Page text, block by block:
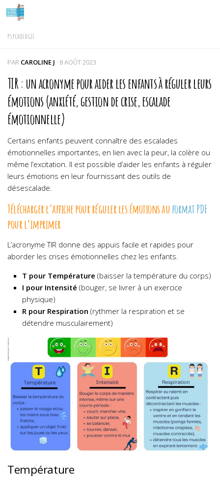
Skip to content
PSYCHOLOGIE
PAR CAROLINE J · 8 AOÛT 2023
TIR : un acronyme pour aider les enfants à réguler leurs
émotions (anxiété, gestion de crise, escalade
émotionnelle)
Certains enfants peuvent connaître des escalades
émotionnelles importantes, en lien avec la peur, la colère ou
même l’excitation. Il est possible d’aider les enfants à réguler
leurs émotions en leur fournissant des outils de
désescalade.
Télécharger l’affiche pour réguler les émotions auformat PDF
pour l’imprimer
L’acronyme TIR donne des appuis facile et rapides pour
aborder les crises émotionnelles chez les enfants.
T pour Température (baisser la température du corps)
I pour Intensité (bouger, se livrer à un exercice
physique)
R pour Respiration (rythmer la respiration et se
détendre musculairement)
Température